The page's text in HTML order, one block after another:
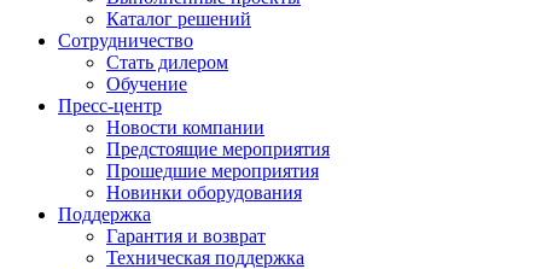
Каталог решений
Сотрудничество
Стать дилером
Обучение
Пресс-центр
Новости компании
Предстоящие мероприятия
Прошедшие мероприятия
Новинки оборудования
Поддержка
Гарантия и возврат
Техническая поддержка